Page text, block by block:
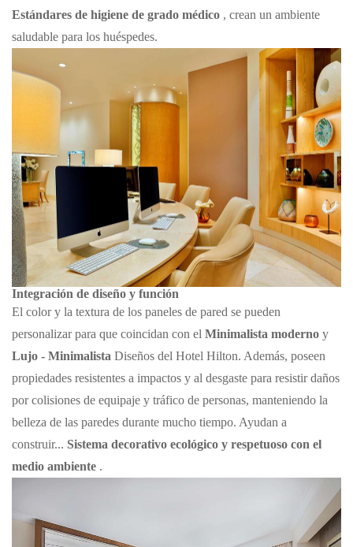
Estándares de higiene de grado médico , crean un ambiente
saludable para los huéspedes.
Integración de diseño y función
El color y la textura de los paneles de pared se pueden
personalizar para que coincidan con el Minimalista moderno y
Lujo - Minimalista Diseños del Hotel Hilton. Además, poseen
propiedades resistentes a impactos y al desgaste para resistir daños
por colisiones de equipaje y tráfico de personas, manteniendo la
belleza de las paredes durante mucho tiempo. Ayudan a
construir... Sistema decorativo ecológico y respetuoso con el
medio ambiente .